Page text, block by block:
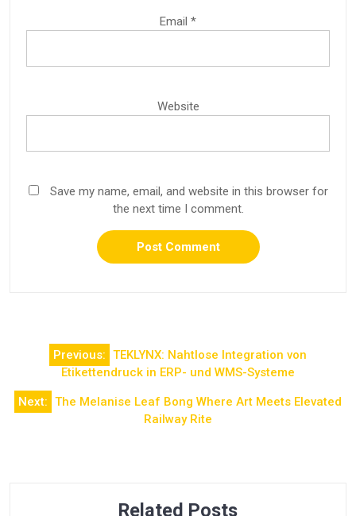
Email *
Website
Save my name, email, and website in this browser for
the next time I comment.
Post
navigation
Previous: TEKLYNX: Nahtlose Integration von
Etikettendruck in ERP- und WMS-Systeme
Next: The Melanise Leaf Bong Where Art Meets Elevated
Railway Rite
Related Posts